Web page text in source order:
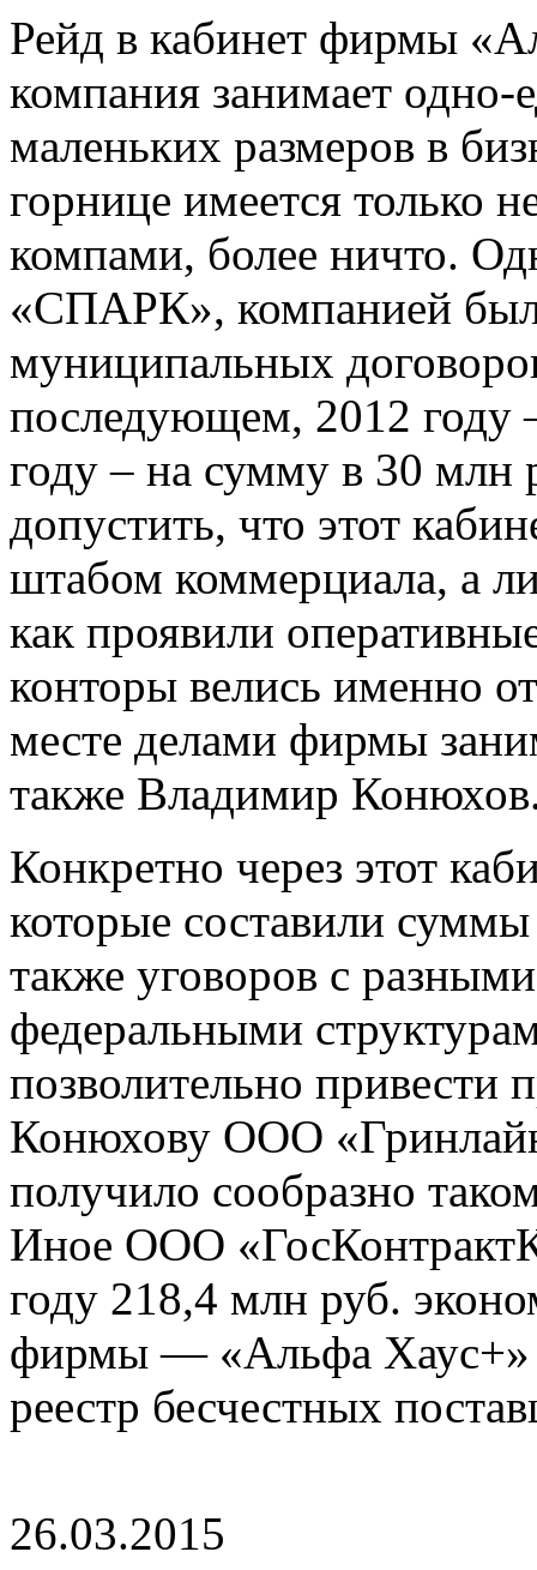
Рейд в кабинет фирмы
компания занимает одно-
маленьких размеров в
горнице имеется только
компами, более ничто.
«СПАРК», компанией
муниципальных
последующем, 2012
году – на сумму в 30 млн
допустить, что этот
штабом коммерциала, а
как проявили
конторы велись именно
месте делами фирмы
также Владимир
Конкретно через этот
которые составили
также уговоров с
федеральными
позволительно
Конюхову ООО
получило сообразно
Иное ООО
году 218,4 млн руб.
фирмы — «Альфа Хаус+»
реестр бесчестных
26.03.2015